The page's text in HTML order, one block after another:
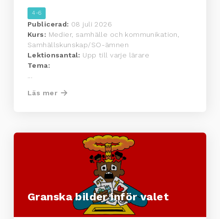
4-6
Publicerad: 08 juli 2026
Kurs: Medier, samhälle och kommunikation,
Samhällskunskap/SO-ämnen
Lektionsantal: Upp till varje lärare
Tema:
...
Läs mer
Granska bilder inför valet